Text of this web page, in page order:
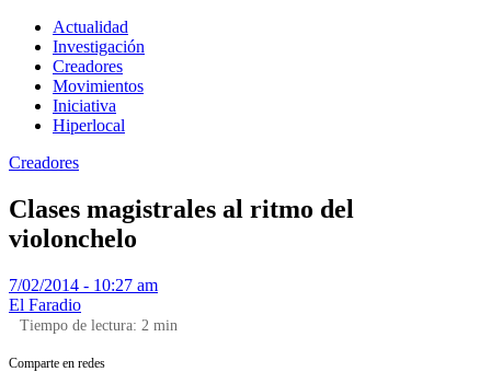
Actualidad
Investigación
Creadores
Movimientos
Iniciativa
Hiperlocal
Creadores
Clases magistrales al ritmo del
violonchelo
7/02/2014 - 10:27 am
El Faradio
Tiempo de lectura: 2 min
Comparte en redes